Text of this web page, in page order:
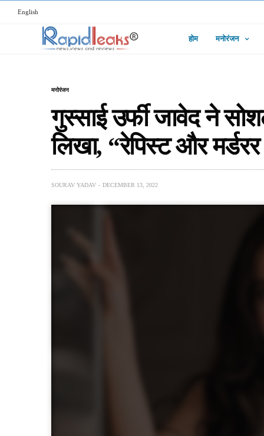
English
होम मनोरंजन
मनोरंजन
गुस्साई उर्फी जावेद ने
लिखा, “रेपिस्ट और
SOURAV YADAV DECEMBER 13, 2022